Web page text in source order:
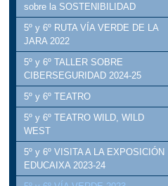
sobre la SOSTENIBILIDAD
5º y 6º RUTA VÍA VERDE DE LA
JARA 2022
5º y 6º TALLER SOBRE
CIBERSEGURIDAD 2024-25
5º y 6º TEATRO
5º y 6º TEATRO WILD, WILD
WEST
5º y 6º VISITA A LA EXPOSICIÓN
EDUCAIXA 2023-24